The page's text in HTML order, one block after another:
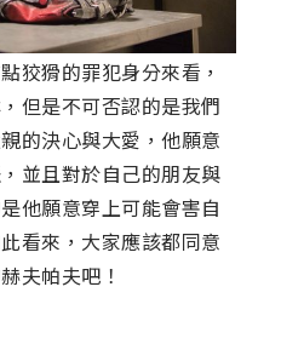
猾的罪犯身分來看，
但是不可否認的是我們
的決心與大愛，他願意
並且對於自己的朋友與
他願意穿上可能會害自
看來，大家應該都同意
夫帕夫吧！